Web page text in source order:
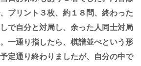
プリント３枚、約１８問、終わった
で自分と対局し、余った人同士対局
一通り指したら、棋譜並べという形
定通り終わりましたが、自分の中で